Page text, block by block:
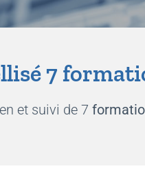
7
et suivi de 7